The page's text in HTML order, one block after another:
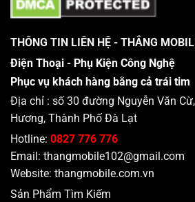
THÔNG TIN LIÊN HỆ - THẮNG
Điện Thoại - Phụ Kiện Công Nghệ
Phục vụ khách hàng bằng cả trái tim
Địa chỉ : số 30 đường Nguyễn Văn
Hương, Thành Phố Đà Lạt
Hotline: 0827 776 776
Email: thangmobile102@gmail.com
Website: thangmobile.com.vn
Sản Phẩm Tìm Kiếm